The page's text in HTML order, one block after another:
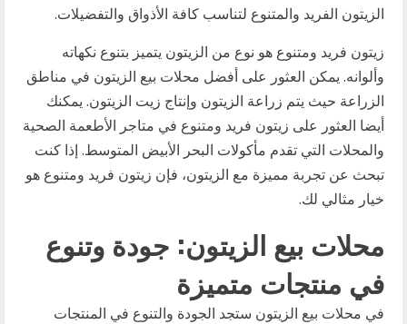
الزيتون الفريد والمتنوع لتناسب كافة الأذواق والتفضيلات.
زيتون فريد ومتنوع هو نوع من الزيتون يتميز بتنوع نكهاته
وألوانه. يمكن العثور على أفضل محلات بيع الزيتون في مناطق
الزراعة حيث يتم زراعة الزيتون وإنتاج زيت الزيتون. يمكنك
أيضا العثور على زيتون فريد ومتنوع في متاجر الأطعمة الصحية
والمحلات التي تقدم مأكولات البحر الأبيض المتوسط. إذا كنت
تبحث عن تجربة مميزة مع الزيتون، فإن زيتون فريد ومتنوع هو
خيار مثالي لك.
محلات بيع الزيتون: جودة وتنوع
في منتجات متميزة
في محلات بيع الزيتون ستجد الجودة والتنوع في المنتجات